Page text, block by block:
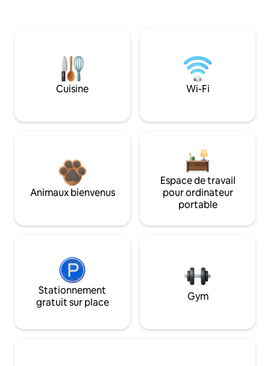
Cuisine Wi-Fi
Animaux bienvenus
Espace de travail
pour ordinateur
portable
Stationnement
gratuit sur place
Gym